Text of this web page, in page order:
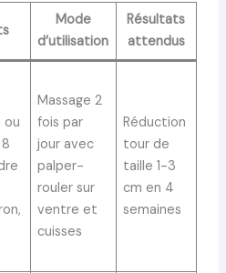
Mode
d’utilisation
Résultats
attendus
ou
Massage 2
fois par
jour avec
palper-
rouler sur
ventre et
cuisses
Réduction
tour de
taille 1-3
cm en 4
semaines